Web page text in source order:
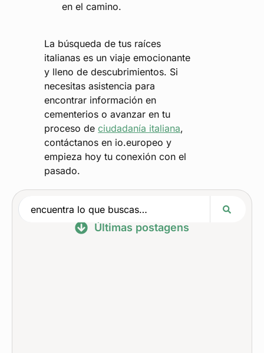
Últimas postagens
en el camino.
La búsqueda de tus raíces
italianas es un viaje emocionante
y lleno de descubrimientos. Si
necesitas asistencia para
encontrar información en
cementerios o avanzar en tu
proceso deciudadanía italiana,
contáctanos en io.europeo y
empieza hoy tu conexión con el
pasado.